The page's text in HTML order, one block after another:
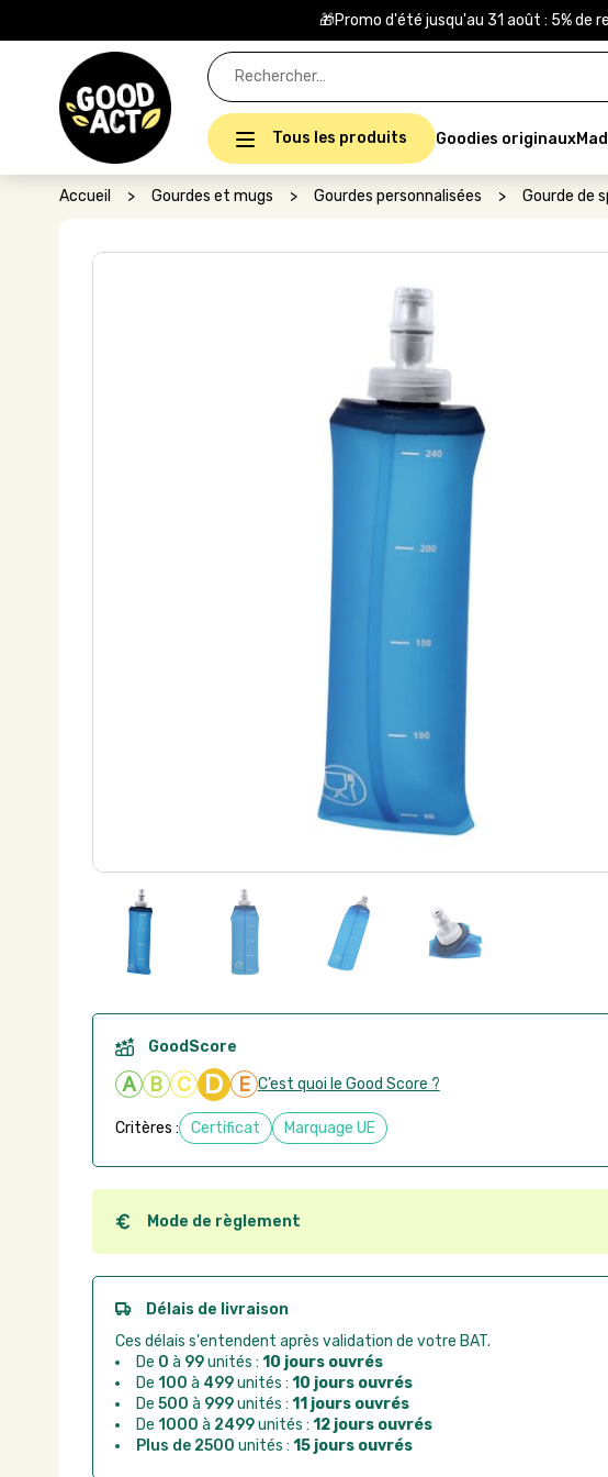
🎁Promo d'été jusqu'au 31 août : 5% de
Rechercher :
Tous les produits Goodies originaux
Accueil > Gourdes et mugs > Gourdes personnalisées > Gourde de
GoodScore
A B C D E C’est quoi le Good Score ?
Critères : Certificat Marquage UE
Mode de règlement
Quel que soit le mode de règlement, vous pouvez passer commande
Good Act.
Paiement CB :paiement sécurisé par carte bancaire
Virement bancaire :
règlement sur facture après la commande
Chorus Pro :règlement par mandat administratif après la
Délais de livraison
Ces délais s'entendent après validation de votre BAT.
De 0 à 99unités : 10 jours ouvrés
De 100 à 499unités : 10 jours ouvrés
De 500 à 999unités : 11 jours ouvrés
De 1000 à 2499unités : 12 jours ouvrés
Plus de 2500 unités : 15 jours ouvrés